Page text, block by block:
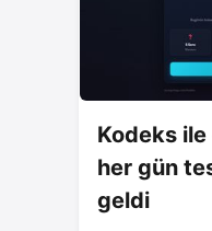
Kodeks
her gün
geldi